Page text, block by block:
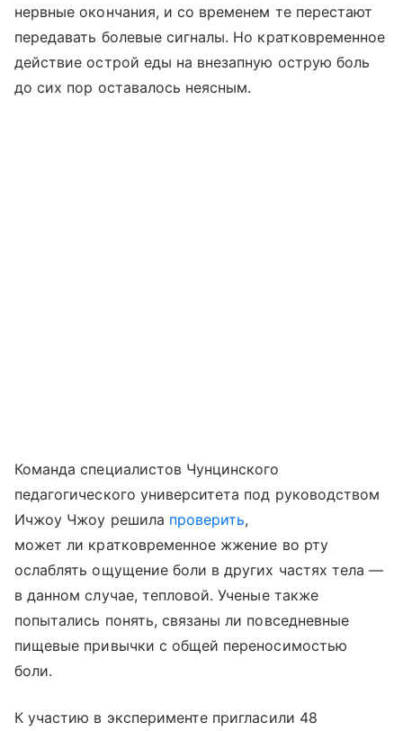
нервные окончания, и со временем те перестают
передавать болевые сигналы. Но кратковременное
действие острой еды на внезапную острую боль
до сих пор оставалось неясным.
Команда специалистов Чунцинского
педагогического университета под руководством
Ичжоу Чжоу решила проверить,
может ли кратковременное жжение во рту
ослаблять ощущение боли в других частях тела —
в данном случае, тепловой. Ученые также
попытались понять, связаны ли повседневные
пищевые привычки с общей переносимостью
боли.
К участию в эксперименте пригласили 48